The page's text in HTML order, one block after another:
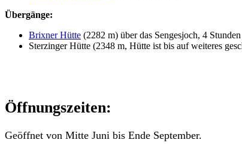
Übergänge:
Brixner Hütte (2282 m) über das Sengesjoch, 4 Stunden
Sterzinger Hütte (2348 m, Hütte ist bis auf weiteres
Öffnungszeiten:
Geöffnet von Mitte Juni bis Ende September.